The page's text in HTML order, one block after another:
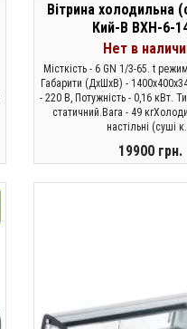
Вітрина холодильна
Кий-В ВХН-6-
Нет в
Місткість - 6 GN 1/3-65. t
Габарити (ДхШхВ) -
- 220 В, Потужність - 0,16 кВт.
статичний.Вага - 49
настільні (суші
19900 грн.